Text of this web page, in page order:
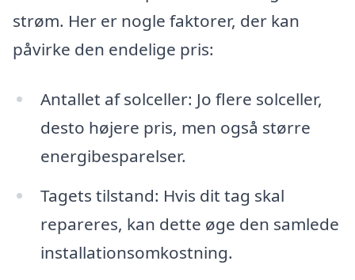
strøm. Her er nogle faktorer, der kan
påvirke den endelige pris:
Antallet af solceller: Jo flere solceller,
desto højere pris, men også større
energibesparelser.
Tagets tilstand: Hvis dit tag skal
repareres, kan dette øge den samlede
installationsomkostning.